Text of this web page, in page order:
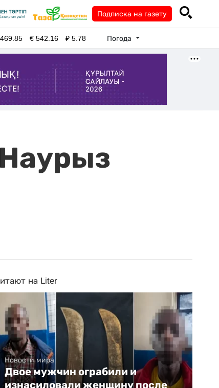
Подписка на газету
€542.16 ₽5.78 Погода
на Liter
Новости мира
Двое мужчин ограбили и
изнасиловали женщину после